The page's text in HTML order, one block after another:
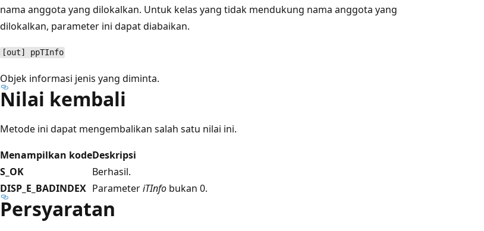
nama anggota yang dilokalkan. Untuk kelas yang tidak mendukung nama anggota yang
dilokalkan, parameter ini dapat diabaikan.
[out] ppTInfo
Objek informasi jenis yang diminta.
Nilai kembali
Metode ini dapat mengembalikan salah satu nilai ini.
Menampilkan kodeDeskripsi
S_OK
Berhasil.
DISP_E_BADINDEX ParameteriTInfo bukan 0.
Persyaratan